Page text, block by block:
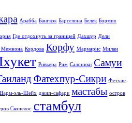
Арабба Бангкок Барселона Белек Бормио
Где отдохнуть за границей Дахшур Дели
Мемнона Кордова Корфу Мармарис Милан
Ривьера Рим Салоники Самуи
Фатехпур-Сикри Фетхие
эль-Шейх джип-сафари мастабы остров
Скопелос стамбул